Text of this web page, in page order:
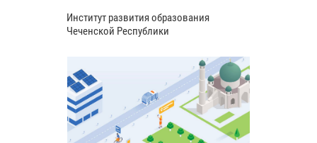
Институт развития образования
Чеченской Республики